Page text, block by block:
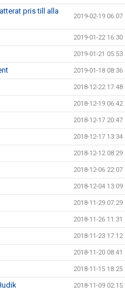
pris till alla
2019-02-19 06:07
2019-01-22 16:30
2019-01-21 05:53
2019-01-18 08:36
2018-12-22 17:48
2018-12-19 06:42
2018-12-17 20:47
2018-12-17 13:34
2018-12-12 08:29
2018-12-06 22:07
2018-12-04 13:09
2018-11-29 07:29
2018-11-26 11:31
2018-11-23 17:12
2018-11-20 08:41
2018-11-15 18:25
2018-11-09 02:15